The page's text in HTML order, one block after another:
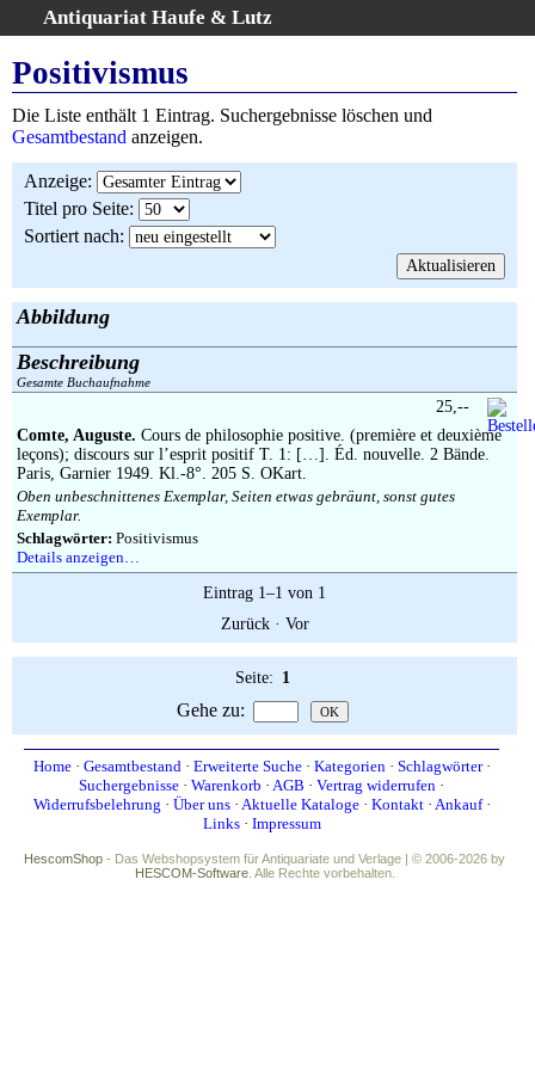
Antiquariat Haufe & Lutz
Home
Gesamtbestand
Kategorien
Schlagwörter
Suchergebnisse
AGB
Widerruf
Über uns
Kontakt
Ankauf
Links
Impressum
Positivismus
Die Liste enthält 1 Eintrag. Suchergebnisse löschen und
Gesamtbestand anzeigen.
Anzeige:
Titel pro Seite:
Sortiert nach:
Abbildung
Beschreibung
Gesamte Buchaufnahme
Comte, Auguste. Cours de philosophie positive. (première et deuxième
leçons); discours sur l’esprit positif T. 1: […]. Éd. nouvelle. 2 Bände.
Paris, Garnier 1949. Kl.-8°. 205 S. OKart.
Oben unbeschnittenes Exemplar, Seiten etwas gebräunt, sonst gutes
Exemplar.
Schlagwörter: Positivismus
Details anzeigen…
25,--
Eintrag 1–1 von 1
Zurück· Vor
Seite: 1
Gehe zu:
Home· Gesamtbestand· Erweiterte Suche· Kategorien· Schlagwörter·
Suchergebnisse · Warenkorb · AGB · Vertrag widerrufen ·
Widerrufsbelehrung · Über uns· Aktuelle Kataloge· Kontakt· Ankauf·
Links· Impressum
HescomShop - Das Webshopsystem für Antiquariate und Verlage | © 2006-2026 by
HESCOM-Software. Alle Rechte vorbehalten.